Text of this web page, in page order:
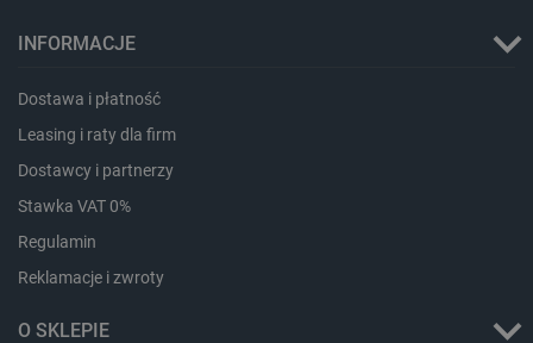
INFORMACJE
Dostawa i płatność
Leasing i raty dla firm
Dostawcy i partnerzy
Stawka VAT 0%
Regulamin
Reklamacje i zwroty
O SKLEPIE